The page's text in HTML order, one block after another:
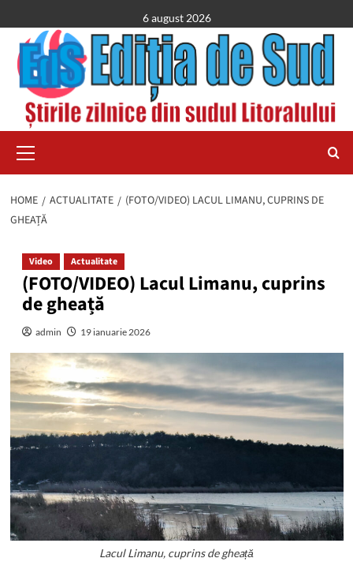
to
content
6 august 2026
Menu
HOME ACTUALITATE
(FOTO/VIDEO) LACUL LIMANU, CUPRINS DE
GHEAȚĂ
Video Actualitate
(FOTO/VIDEO) Lacul Limanu, cuprins
de gheață
admin 19 ianuarie 2026
Lacul Limanu, cuprins de gheață